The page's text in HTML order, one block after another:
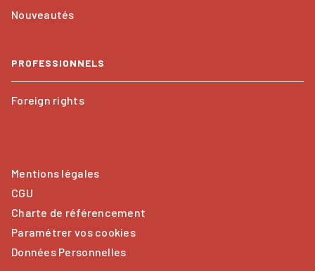
Nouveautés
PROFESSIONNELS
Foreign rights
Mentions légales
CGU
Charte de référencement
Paramétrer vos cookies
Données Personnelles